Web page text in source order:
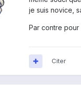
je suis novice,
Par contre
Citer